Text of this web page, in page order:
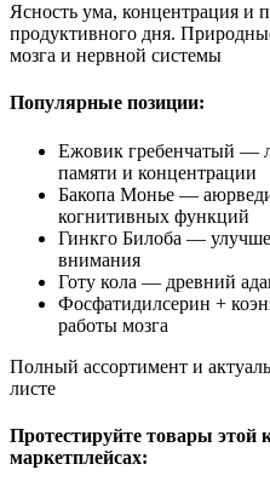
Ясность ума, концентрация и
продуктивного дня.
мозга и нервной системы
Популярные позиции:
Ежовик гребенчатый —
памяти и концентрации
Бакопа Монье —
когнитивных функций
Гинкго Билоба —
внимания
Готу кола — древний
Фосфатидилсерин +
работы мозга
Полный ассортимент и
листе
Протестируйте товары этой
маркетплейсах: